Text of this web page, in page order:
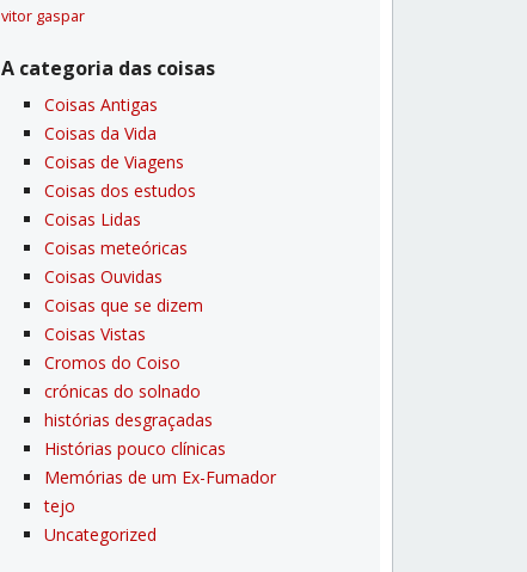
vitor gaspar
A categoria das coisas
Coisas Antigas
Coisas da Vida
Coisas de Viagens
Coisas dos estudos
Coisas Lidas
Coisas meteóricas
Coisas Ouvidas
Coisas que se dizem
Coisas Vistas
Cromos do Coiso
crónicas do solnado
histórias desgraçadas
Histórias pouco clí­nicas
Memórias de um Ex-Fumador
tejo
Uncategorized